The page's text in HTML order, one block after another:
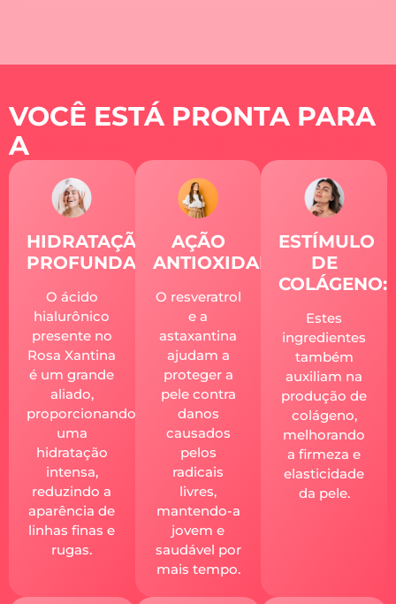
VOCÊ ESTÁ PRONTA PARA
A
HIDRATAÇÃO
PROFUNDA:
O ácido
hialurônico
presente no
Rosa Xantina
é um grande
aliado,
proporcionando
uma
hidratação
intensa,
reduzindo a
aparência de
linhas finas e
rugas.
AÇÃO
ANTIOXIDANTE:
O resveratrol
e a
astaxantina
ajudam a
proteger a
pele contra
danos
causados
pelos
radicais
livres,
mantendo-a
jovem e
saudável por
mais tempo.
ESTÍMULO
DE
COLÁGENO:
Estes
ingredientes
também
auxiliam na
produção de
colágeno,
melhorando
a firmeza e
elasticidade
da pele.